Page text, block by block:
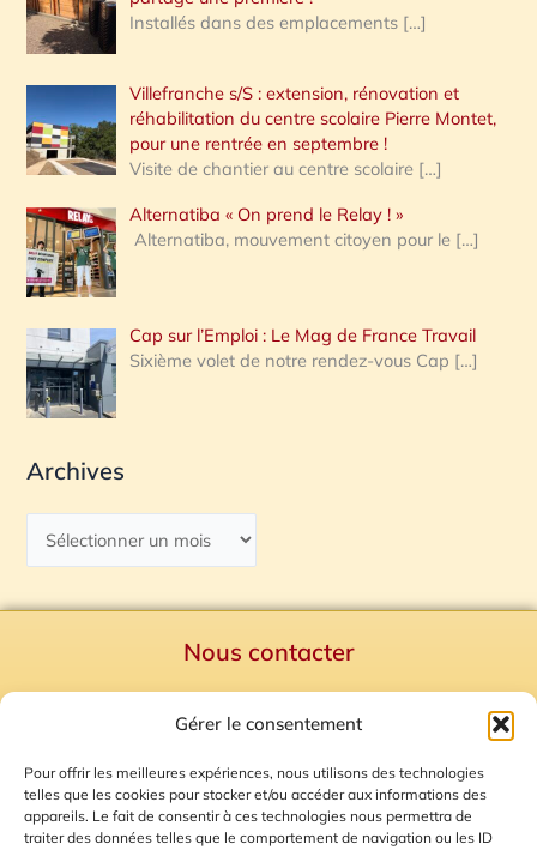
Gérer le consentement
Pour offrir les meilleures expériences, nous utilisons des technologies
telles que les cookies pour stocker et/ou accéder aux informations des
appareils. Le fait de consentir à ces technologies nous permettra de
traiter des données telles que le comportement de navigation ou les ID
Installés dans des emplacements […]
Villefranche s/S : extension, rénovation et
réhabilitation du centre scolaire Pierre Montet,
pour une rentrée en septembre !
Visite de chantier au centre scolaire […]
Alternatiba « On prend le Relay ! »
Alternatiba, mouvement citoyen pour le […]
Cap sur l’Emploi : Le Mag de France Travail
Sixième volet de notre rendez-vous Cap […]
Archives
Nous contacter
Mentions Légales
Plan du site
Gestion des Cookies